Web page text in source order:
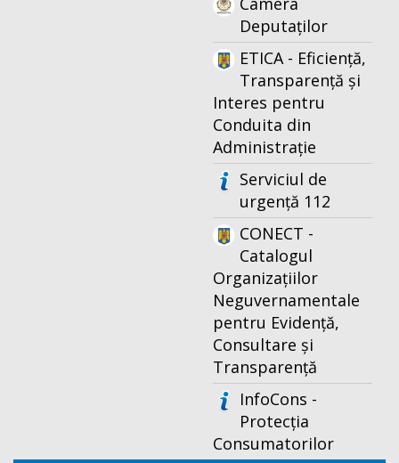
Deputaților
ETICA - Eficiență,
Transparență și
Interes pentru
Conduita din
Administrație
Serviciul de
urgență 112
CONECT -
Catalogul
Organizațiilor
Neguvernamentale
pentru Evidență,
Consultare și
Transparență
InfoCons -
Protecția
Consumatorilor